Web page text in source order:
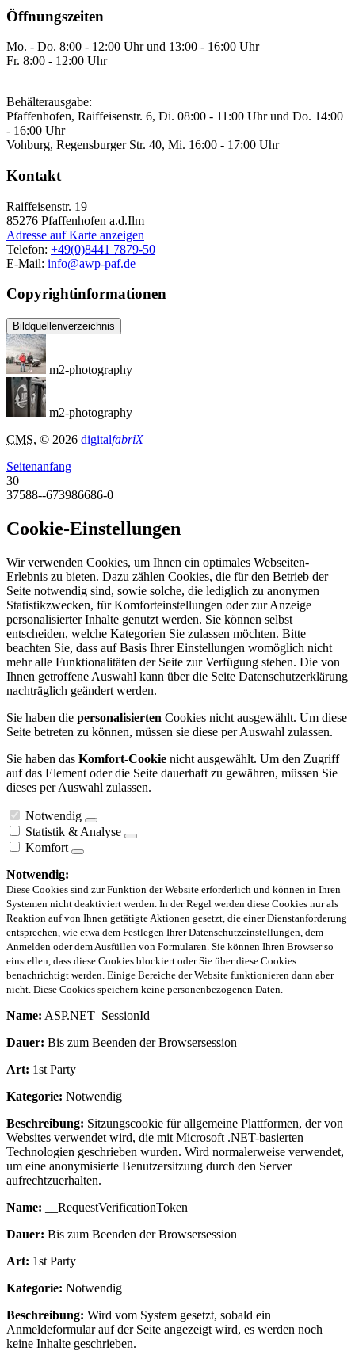
Öffnungszeiten
Mo. - Do. 8:00 - 12:00 Uhr und 13:00 - 16:00 Uhr
Fr. 8:00 - 12:00 Uhr
Behälterausgabe:
Pfaffenhofen, Raiffeisenstr. 6, Di. 08:00 - 11:00 Uhr und Do. 14:00
- 16:00 Uhr
Vohburg, Regensburger Str. 40, Mi. 16:00 - 17:00 Uhr
Kontakt
Raiffeisenstr. 19
85276 Pfaffenhofen a.d.Ilm
Adresse auf Karte anzeigen
Telefon: +49(0)8441 7879-50
E-Mail: info@awp-paf.de
Copyrightinformationen
Bildquellenverzeichnis
m2-photography
m2-photography
CMS, © 2026 digitalfabriX
Seitenanfang
30
37588--673986686-0
Cookie-Einstellungen
Wir verwenden Cookies, um Ihnen ein optimales Webseiten-
Erlebnis zu bieten. Dazu zählen Cookies, die für den Betrieb der
Seite notwendig sind, sowie solche, die lediglich zu anonymen
Statistikzwecken, für Komforteinstellungen oder zur Anzeige
personalisierter Inhalte genutzt werden. Sie können selbst
entscheiden, welche Kategorien Sie zulassen möchten. Bitte
beachten Sie, dass auf Basis Ihrer Einstellungen womöglich nicht
mehr alle Funktionalitäten der Seite zur Verfügung stehen. Die von
Ihnen getroffene Auswahl kann über die Seite Datenschutzerklärung
nachträglich geändert werden.
Sie haben die personalisierten Cookies nicht ausgewählt. Um diese
Seite betreten zu können, müssen sie diese per Auswahl zulassen.
Sie haben das Komfort-Cookie nicht ausgewählt. Um den Zugriff
auf das Element oder die Seite dauerhaft zu gewähren, müssen Sie
dieses per Auswahl zulassen.
Notwendig
Statistik & Analyse
Komfort
Notwendig:
Diese Cookies sind zur Funktion der Website erforderlich und können in Ihren
Systemen nicht deaktiviert werden. In der Regel werden diese Cookies nur als
Reaktion auf von Ihnen getätigte Aktionen gesetzt, die einer Dienstanforderung
entsprechen, wie etwa dem Festlegen Ihrer Datenschutzeinstellungen, dem
Anmelden oder dem Ausfüllen von Formularen. Sie können Ihren Browser so
einstellen, dass diese Cookies blockiert oder Sie über diese Cookies
benachrichtigt werden. Einige Bereiche der Website funktionieren dann aber
nicht. Diese Cookies speichern keine personenbezogenen Daten.
Name: ASP.NET_SessionId
Dauer: Bis zum Beenden der Browsersession
Art: 1st Party
Kategorie: Notwendig
Beschreibung: Sitzungscookie für allgemeine Plattformen, der von
Websites verwendet wird, die mit Microsoft .NET-basierten
Technologien geschrieben wurden. Wird normalerweise verwendet,
um eine anonymisierte Benutzersitzung durch den Server
aufrechtzuerhalten.
Name: __RequestVerificationToken
Dauer: Bis zum Beenden der Browsersession
Art: 1st Party
Kategorie: Notwendig
Beschreibung: Wird vom System gesetzt, sobald ein
Anmeldeformular auf der Seite angezeigt wird, es werden noch
keine Inhalte geschrieben.